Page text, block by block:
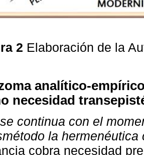
2 Elaboración de la
analítico-
necesidad
continua con el
la hermenéutica
cobra necesidad